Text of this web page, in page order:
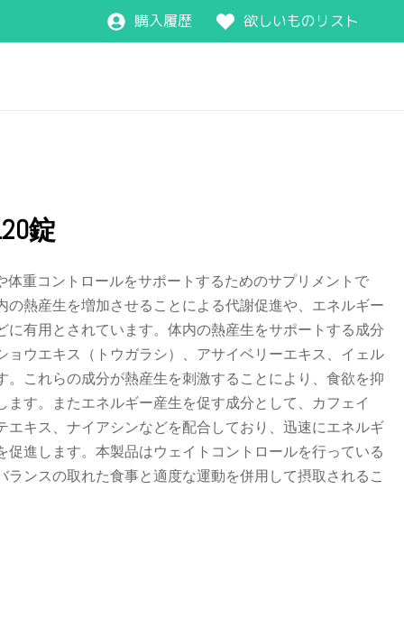
購入履歴 欲しいものリスト
錠
体重コントロールをサポートするためのサプリメントで
の熱産生を増加させることによる代謝促進や、エネルギー
に有用とされています。体内の熱産生をサポートする成分
ョウエキス（トウガラシ）、アサイベリーエキス、イェル
。これらの成分が熱産生を刺激することにより、食欲を抑
ます。またエネルギー産生を促す成分として、カフェイ
エキス、ナイアシンなどを配合しており、迅速にエネルギ
促進します。本製品はウェイトコントロールを行っている
ランスの取れた食事と適度な運動を併用して摂取されるこ